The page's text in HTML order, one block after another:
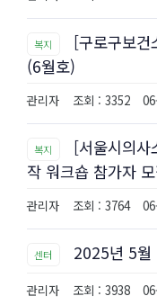
복지
[구로구보건
(6월호)
관리자 조회 : 3352
복지
[서울시의사
작 워크숍 참가자
관리자 조회 : 3764
센터 2025년 5월
관리자 조회 : 3938